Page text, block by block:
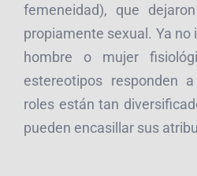
femeneidad), que
propiamente sexual. Ya
hombre o mujer
estereotipos responden
roles están tan
pueden encasillar sus